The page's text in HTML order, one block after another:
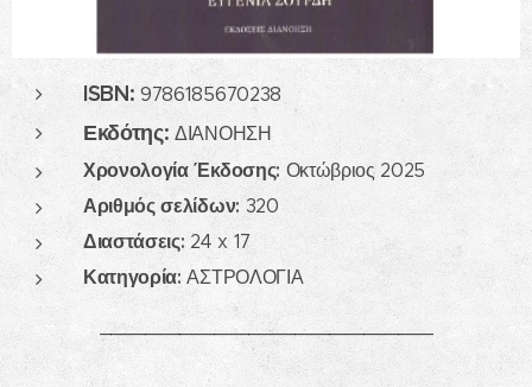
ISBN:9786185670238
Εκδότης: ΔΙΑΝΟΗΣΗ
Χρονολογία Έκδοσης: Οκτώβριος 2025
Αριθμός σελίδων:320
Διαστάσεις: 24 x 17
Κατηγορία:ΑΣΤΡΟΛΟΓΙΑ
_____________________________